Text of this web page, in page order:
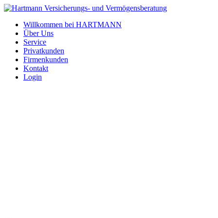
Willkommen bei HARTMANN
Über Uns
Service
Privatkunden
Firmenkunden
Kontakt
Login